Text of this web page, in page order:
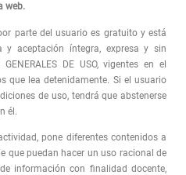
web.
parte del usuario es gratuito y está
aceptación íntegra, expresa y sin
DE USO, vigentes en el
que lea detenidamente. Si el usuario
de uso, tendrá que abstenerse
él.
pone diferentes contenidos a
que puedan hacer un uso racional de
información con finalidad docente,